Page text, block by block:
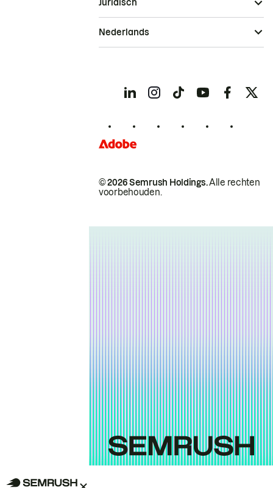
© 2026 Semrush Holdings.Alle rechten
voorbehouden.
Juridisch
Nederlands